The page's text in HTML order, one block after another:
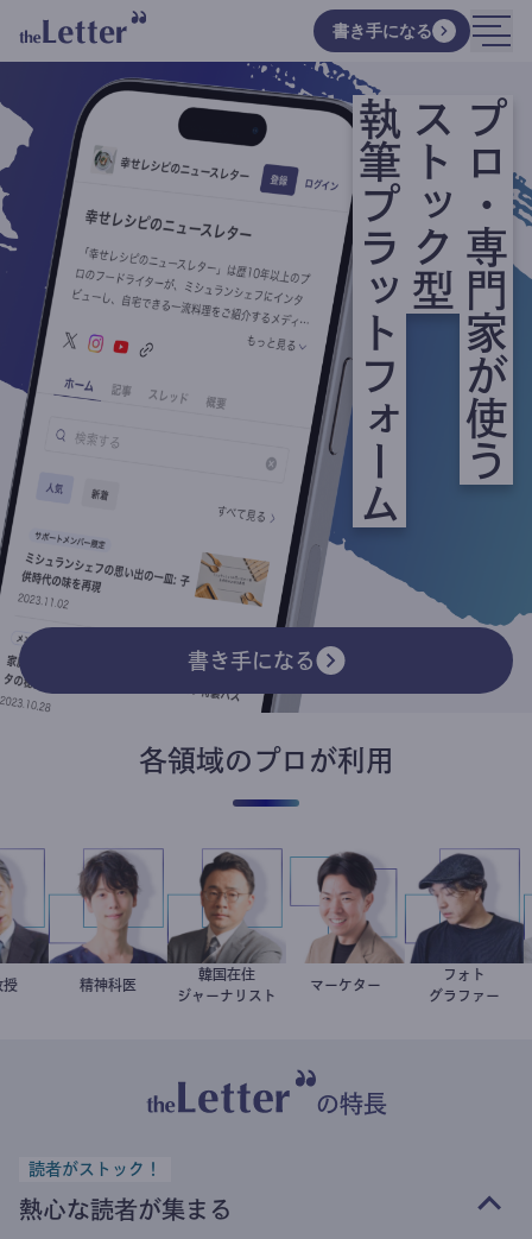
書き手になる
プロ・専門家が使う
ストック型
執筆プラットフォーム
書き手になる
各領域のプロが利用
忠史
教授 藤野智哉
精神科医 徐台教
韓国在住
ジャーナリスト
室谷良平
マーケター 別所隆弘
フォト
グラファー
の特長
読者がストック！
熱心な読者が集まる